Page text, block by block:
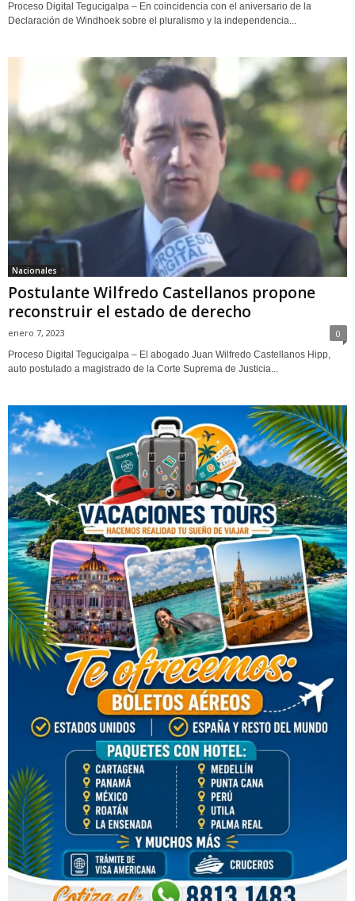
Proceso Digital Tegucigalpa – En coincidencia con el aniversario de la
Declaración de Windhoek sobre el pluralismo y la independencia...
Nacionales
Postulante Wilfredo Castellanos propone
reconstruir el estado de derecho
enero 7, 2023 0
Proceso Digital Tegucigalpa – El abogado Juan Wilfredo Castellanos Hipp,
auto postulado a magistrado de la Corte Suprema de Justicia...